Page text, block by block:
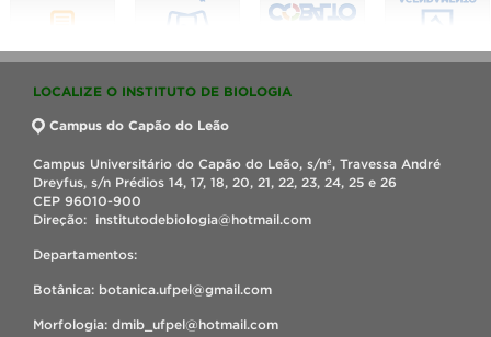
LOCALIZE O INSTITUTO DE BIOLOGIA
Campus do Capão do Leão
Campus Universitário do Capão do Leão, s/nº, Travessa André
Dreyfus, s/n Prédios 14, 17, 18, 20, 21, 22, 23, 24, 25 e 26
CEP 96010-900
Direção: institutodebiologia@hotmail.com
Departamentos:
Botânica: botanica.ufpel@gmail.com
Morfologia: dmib_ufpel@hotmail.com